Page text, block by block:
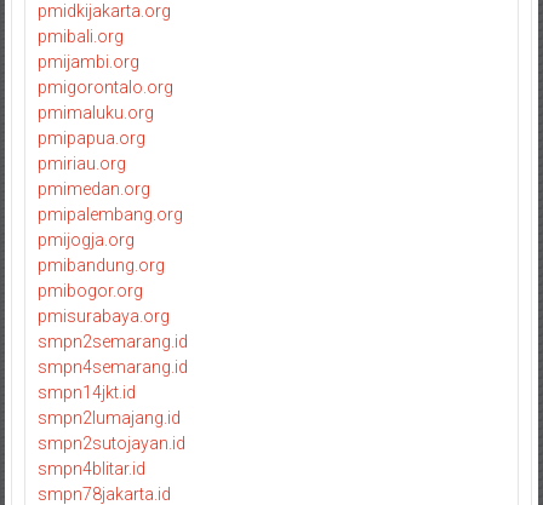
pmidkijakarta.org
pmibali.org
pmijambi.org
pmigorontalo.org
pmimaluku.org
pmipapua.org
pmiriau.org
pmimedan.org
pmipalembang.org
pmijogja.org
pmibandung.org
pmibogor.org
pmisurabaya.org
smpn2semarang.id
smpn4semarang.id
smpn14jkt.id
smpn2lumajang.id
smpn2sutojayan.id
smpn4blitar.id
smpn78jakarta.id